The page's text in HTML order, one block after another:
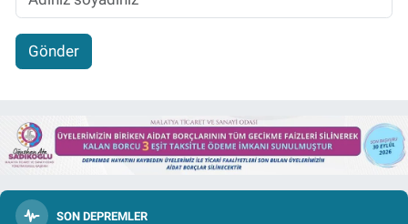
Gönder
SON DEPREMLER